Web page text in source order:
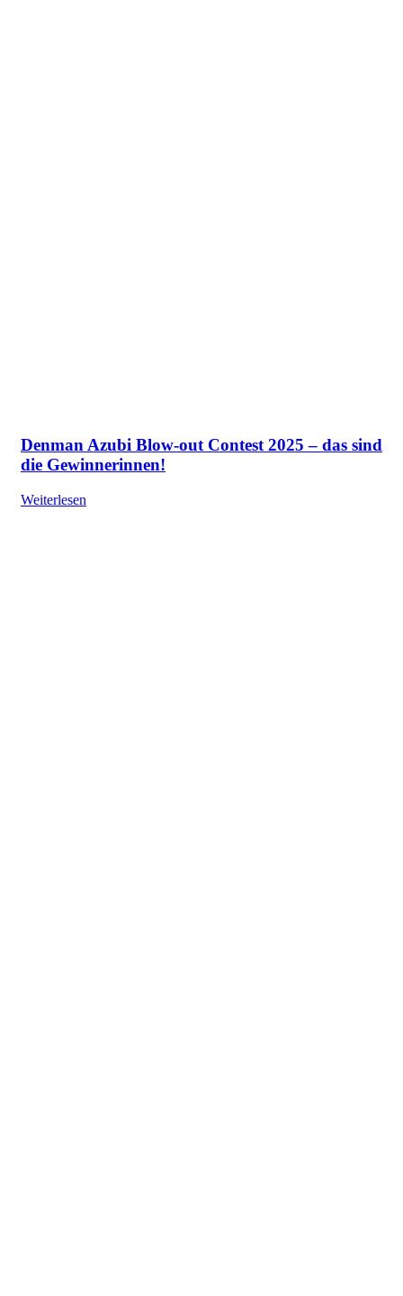
Denman Azubi Blow-out Contest 2025 – das sind
die Gewinnerinnen!
Weiterlesen